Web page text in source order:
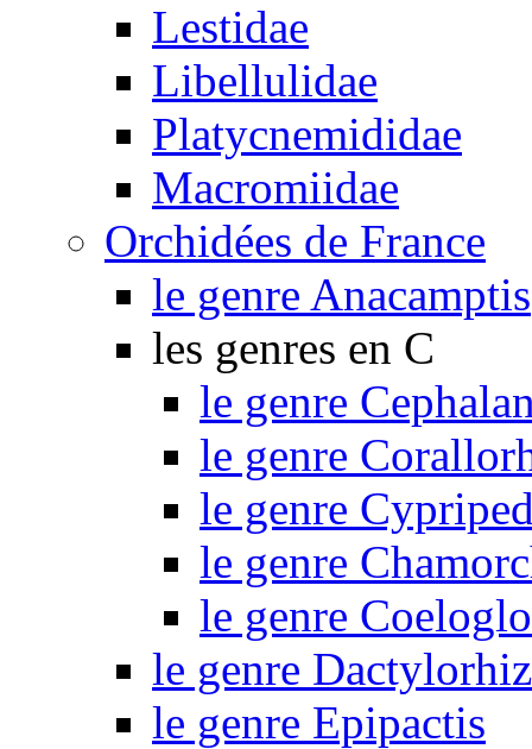
Lestidae
Libellulidae
Platycnemididae
Macromiidae
Orchidées de France
le genre Anacamptis
les genres en C
le genre
le genre
le genre
le genre
le genre
le genre
le genre Epipactis